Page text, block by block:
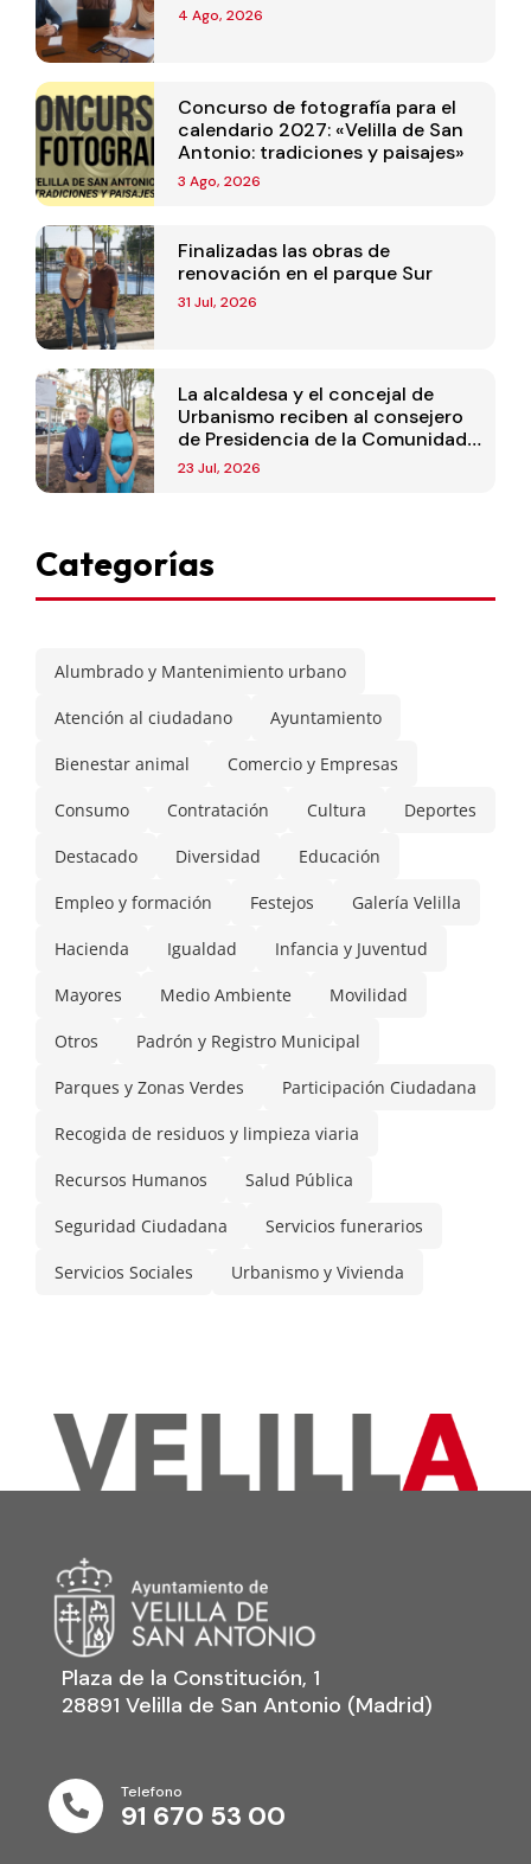
4 Ago, 2026
Concurso de fotografía para el
calendario 2027: «Velilla de San
Antonio: tradiciones y paisajes»
3 Ago, 2026
Finalizadas las obras de
renovación en el parque Sur
31 Jul, 2026
La alcaldesa y el concejal de
Urbanismo reciben al consejero
de Presidencia de la Comunidad
de Madrid
23 Jul, 2026
Categorías
Alumbrado y Mantenimiento urbano
Atención al ciudadano Ayuntamiento
Bienestar animal Comercio y Empresas
Consumo Contratación Cultura Deportes
Destacado Diversidad Educación
Empleo y formación Festejos Galería Velilla
Hacienda Igualdad Infancia y Juventud
Mayores Medio Ambiente Movilidad
Otros Padrón y Registro Municipal
Parques y Zonas Verdes Participación Ciudadana
Recogida de residuos y limpieza viaria
Recursos Humanos Salud Pública
Seguridad Ciudadana Servicios funerarios
Servicios Sociales Urbanismo y Vivienda
Plaza de la Constitución, 1
28891 Velilla de San Antonio (Madrid)

Telefono
91 670 53 00